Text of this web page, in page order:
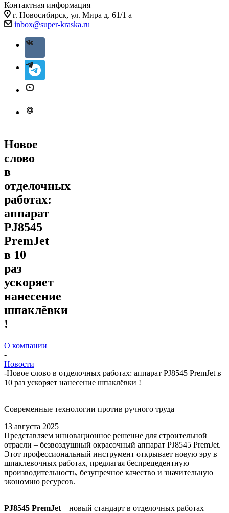
Контактная информация
г. Новосибирск, ул. Мира д. 61/1 а
inbox@super-kraska.ru
Новое
слово
в
отделочных
работах:
аппарат
PJ8545
PremJet
в 10
раз
ускоряет
нанесение
шпаклёвки
!
О компании
-
Новости
-Новое слово в отделочных работах: аппарат PJ8545 PremJet в
10 раз ускоряет нанесение шпаклёвки !
Современные технологии против ручного труда
13 августа 2025
Представляем инновационное решение для строительной
отрасли – безвоздушный окрасочный аппарат PJ8545 PremJet.
Этот профессиональный инструмент открывает новую эру в
шпаклевочных работах, предлагая беспрецедентную
производительность, безупречное качество и значительную
экономию ресурсов.
PJ8545 PremJet – новый стандарт в отделочных работах